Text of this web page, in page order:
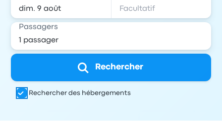
Passagers
Rechercher
Rechercher des hébergements